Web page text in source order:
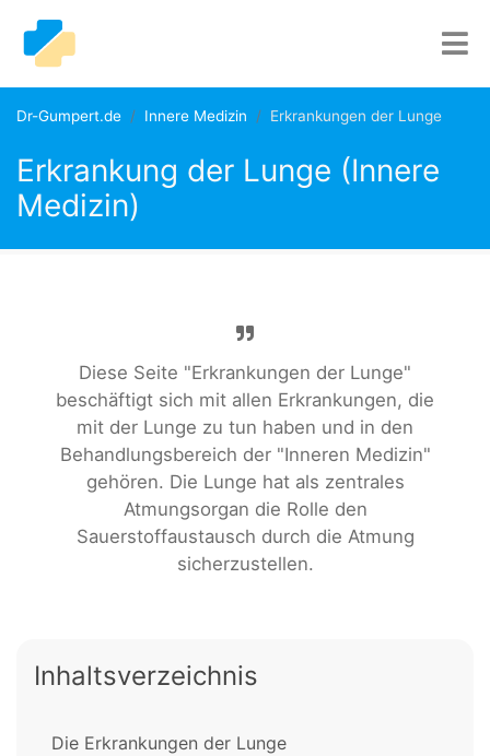
Dr-Gumpert.de Innere Medizin Erkrankungen der Lunge
Erkrankung der Lunge (Innere
Medizin)
Diese Seite "Erkrankungen der Lunge"
beschäftigt sich mit allen Erkrankungen, die
mit der Lunge zu tun haben und in den
Behandlungsbereich der "Inneren Medizin"
gehören. Die Lunge hat als zentrales
Atmungsorgan die Rolle den
Sauerstoffaustausch durch die Atmung
sicherzustellen.
Inhaltsverzeichnis
Die Erkrankungen der Lunge